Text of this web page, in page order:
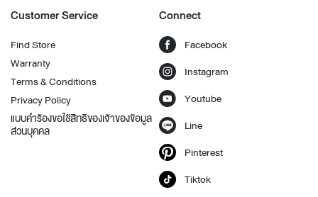
Customer Service
Find Store
Warranty
Terms & Conditions
Privacy Policy
แบบคำร้องขอใช้สิทธิของเจ้าของข้อมูล
ส่วนบุคคล
Connect
Facebook
Instagram
Youtube
Line
Pinterest
Tiktok